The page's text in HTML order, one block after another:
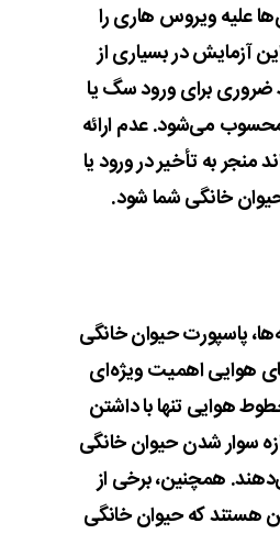
علیه ویروس هاری را
آزمایش در بسیاری از
برای ورود سگ یا
می‌شود. عدم ارائه
منجر به تأخیر در ورود یا
خانگی شما شود.
پاسپورت حیوان خانگی
هوایی اهمیت ویژه‌ای
هوایی تنها با داشتن
سوار شدن حیوان خانگی
همچنین، برخی از
هستند که حیوان خانگی